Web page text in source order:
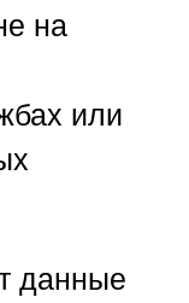
на
или
данные